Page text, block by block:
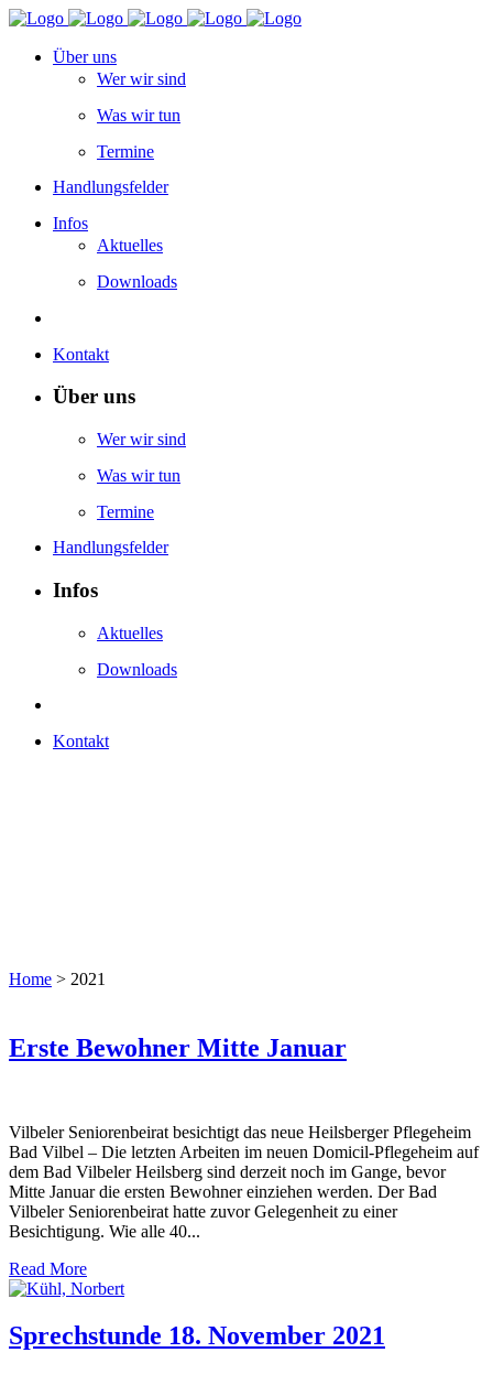
Über uns
Wer wir sind
Was wir tun
Termine
Handlungsfelder
Infos
Aktuelles
Downloads
Kontakt
Über uns
Wer wir sind
Was wir tun
Termine
Handlungsfelder
Infos
Aktuelles
Downloads
Kontakt
Home > 2021
Erste Bewohner Mitte Januar
Vilbeler Seniorenbeirat besichtigt das neue Heilsberger Pflegeheim
Bad Vilbel – Die letzten Arbeiten im neuen Domicil-Pflegeheim auf
dem Bad Vilbeler Heilsberg sind derzeit noch im Gange, bevor
Mitte Januar die ersten Bewohner einziehen werden. Der Bad
Vilbeler Seniorenbeirat hatte zuvor Gelegenheit zu einer
Besichtigung. Wie alle 40...
Read More
Sprechstunde 18. November 2021